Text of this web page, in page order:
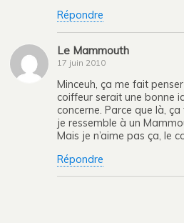
Répondre
Le Mammouth
17 juin 2010
Minceuh, ça me fait
coiffeur serait une bonne
concerne. Parce que là,
je ressemble à un
Mais je n’aime pas ça, le
Répondre